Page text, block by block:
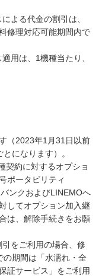
よる代金の割引は、
修理対応可能期間内で
用は、1機種当たり、
（2023年1月31日以前
になります）。
契約に対するオプショ
ポータビリティ
ンクおよびLINEMOへ
してオプション加入継
は、解除手続きをお願
引をご利用の場合、修
の期間は「水濡れ・全
証サービス」をご利用